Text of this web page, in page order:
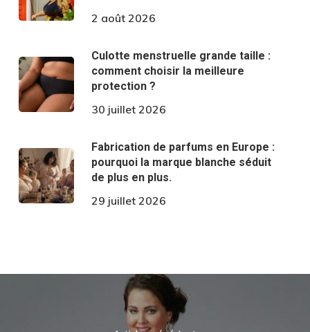
2 août 2026
Culotte menstruelle grande taille :
comment choisir la meilleure
protection ?
30 juillet 2026
Fabrication de parfums en Europe :
pourquoi la marque blanche séduit
de plus en plus.
29 juillet 2026